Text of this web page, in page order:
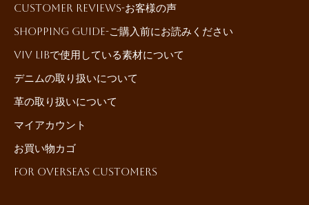
Customer reviews-お客様の声
Shopping Guide-ご購入前にお読みください
ViV LiBで使用している素材について
デニムの取り扱いについて
革の取り扱いについて
マイアカウント
お買い物カゴ
For Overseas Customers